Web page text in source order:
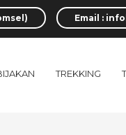
Email :
TREKKING